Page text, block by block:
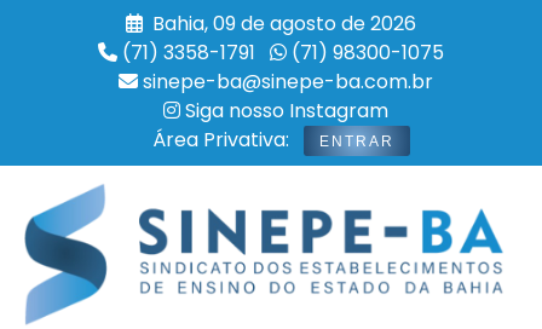
Bahia, 09 de agosto de 2026
(71) 3358-1791
(71) 98300-1075
sinepe-ba@sinepe-ba.com.br
Siga nosso Instagram
Área Privativa:
ENTRAR